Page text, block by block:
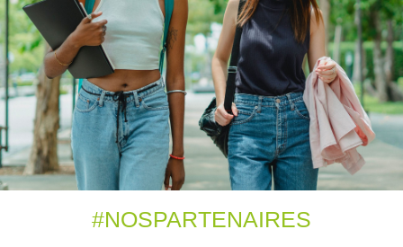
#NOSPARTENAIRES